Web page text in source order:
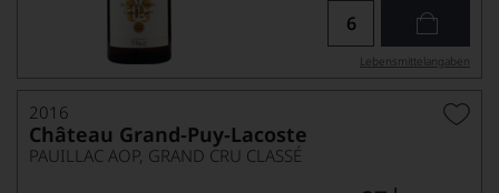
Lebensmittel­angaben
2016
Château Grand-Puy-Lacoste
PAUILLAC AOP, GRAND CRU CLASSÉ